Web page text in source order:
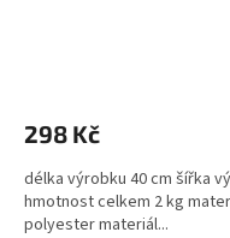
298 Kč
délka výrobku 40 cm šířka
hmotnost celkem 2 kg
polyester materiál...